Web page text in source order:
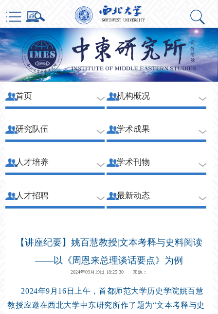
首页 机构概况
研究队伍 学术成果
人才培养 学术刊物
人才招聘 最新动态
【讲座纪要】姚百慧教授|文本考释与史料阅读
——以《周恩来总理谈话要点》为例
2024年09月19日 18:25:30 来源：
2024年9月16日上午，首都师范大学历史学院姚百慧
教授应邀在西北大学中东研究所作了题为“文本考释与史